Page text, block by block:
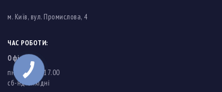
м. Київ, вул. Промислова, 4
ЧАС РОБОТИ:
Офіс
пн-пт: 8.00-17.00
cб-нд: вихідні